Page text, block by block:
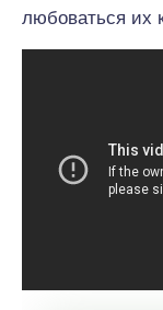
любоваться их